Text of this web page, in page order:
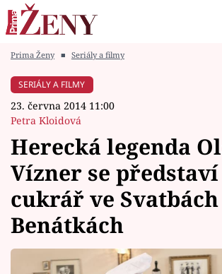
Módní alarm
Témata
Celebrity
Vztahy
Prima Ženy ■ Seriály a filmy
SERIÁLY A FILMY
23. června 2014 11:00
Petra Kloidová
Herecká legenda
Vízner se
cukrář ve
Benátkách